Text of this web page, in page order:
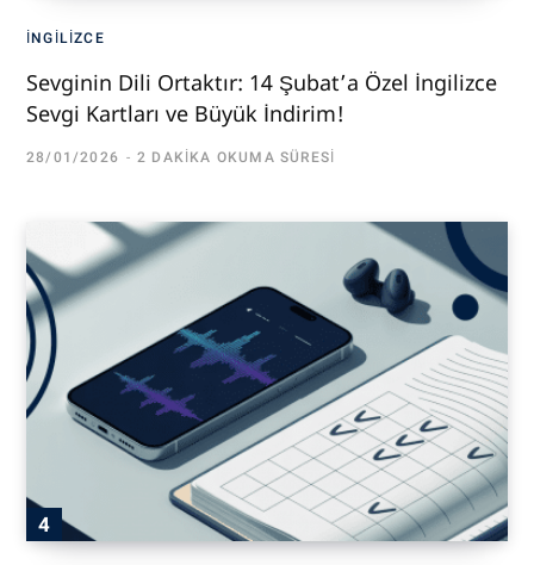
İNGILIZCE
Sevginin Dili Ortaktır: 14 Şubat’a Özel İngilizce
Sevgi Kartları ve Büyük İndirim!
28/01/2026 2 DAKIKA OKUMA SÜRESI